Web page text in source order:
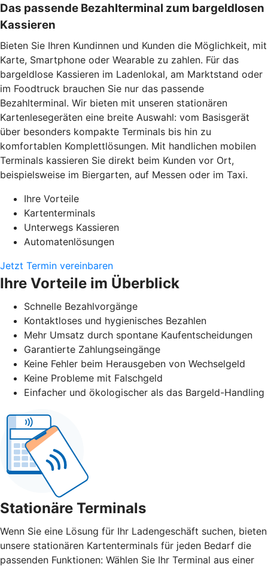
Das passende Bezahlterminal zum bargeldlosen
Kassieren
Bieten Sie Ihren Kundinnen und Kunden die Möglichkeit, mit
Karte, Smartphone oder Wearable zu zahlen. Für das
bargeldlose Kassieren im Ladenlokal, am Marktstand oder
im Foodtruck brauchen Sie nur das passende
Bezahlterminal. Wir bieten mit unseren stationären
Kartenlesegeräten eine breite Auswahl: vom Basisgerät
über besonders kompakte Terminals bis hin zu
komfortablen Komplettlösungen. Mit handlichen mobilen
Terminals kassieren Sie direkt beim Kunden vor Ort,
beispielsweise im Biergarten, auf Messen oder im Taxi.
Ihre Vorteile
Kartenterminals
Unterwegs Kassieren
Automatenlösungen
Jetzt Termin vereinbaren
Ihre Vorteile im Überblick
Schnelle Bezahlvorgänge
Kontaktloses und hygienisches Bezahlen
Mehr Umsatz durch spontane Kaufentscheidungen
Garantierte Zahlungseingänge
Keine Fehler beim Herausgeben von Wechselgeld
Keine Probleme mit Falschgeld
Einfacher und ökologischer als das Bargeld-Handling
Stationäre Terminals
Wenn Sie eine Lösung für Ihr Ladengeschäft suchen, bieten
unsere stationären Kartenterminals für jeden Bedarf die
passenden Funktionen: Wählen Sie Ihr Terminal aus einer